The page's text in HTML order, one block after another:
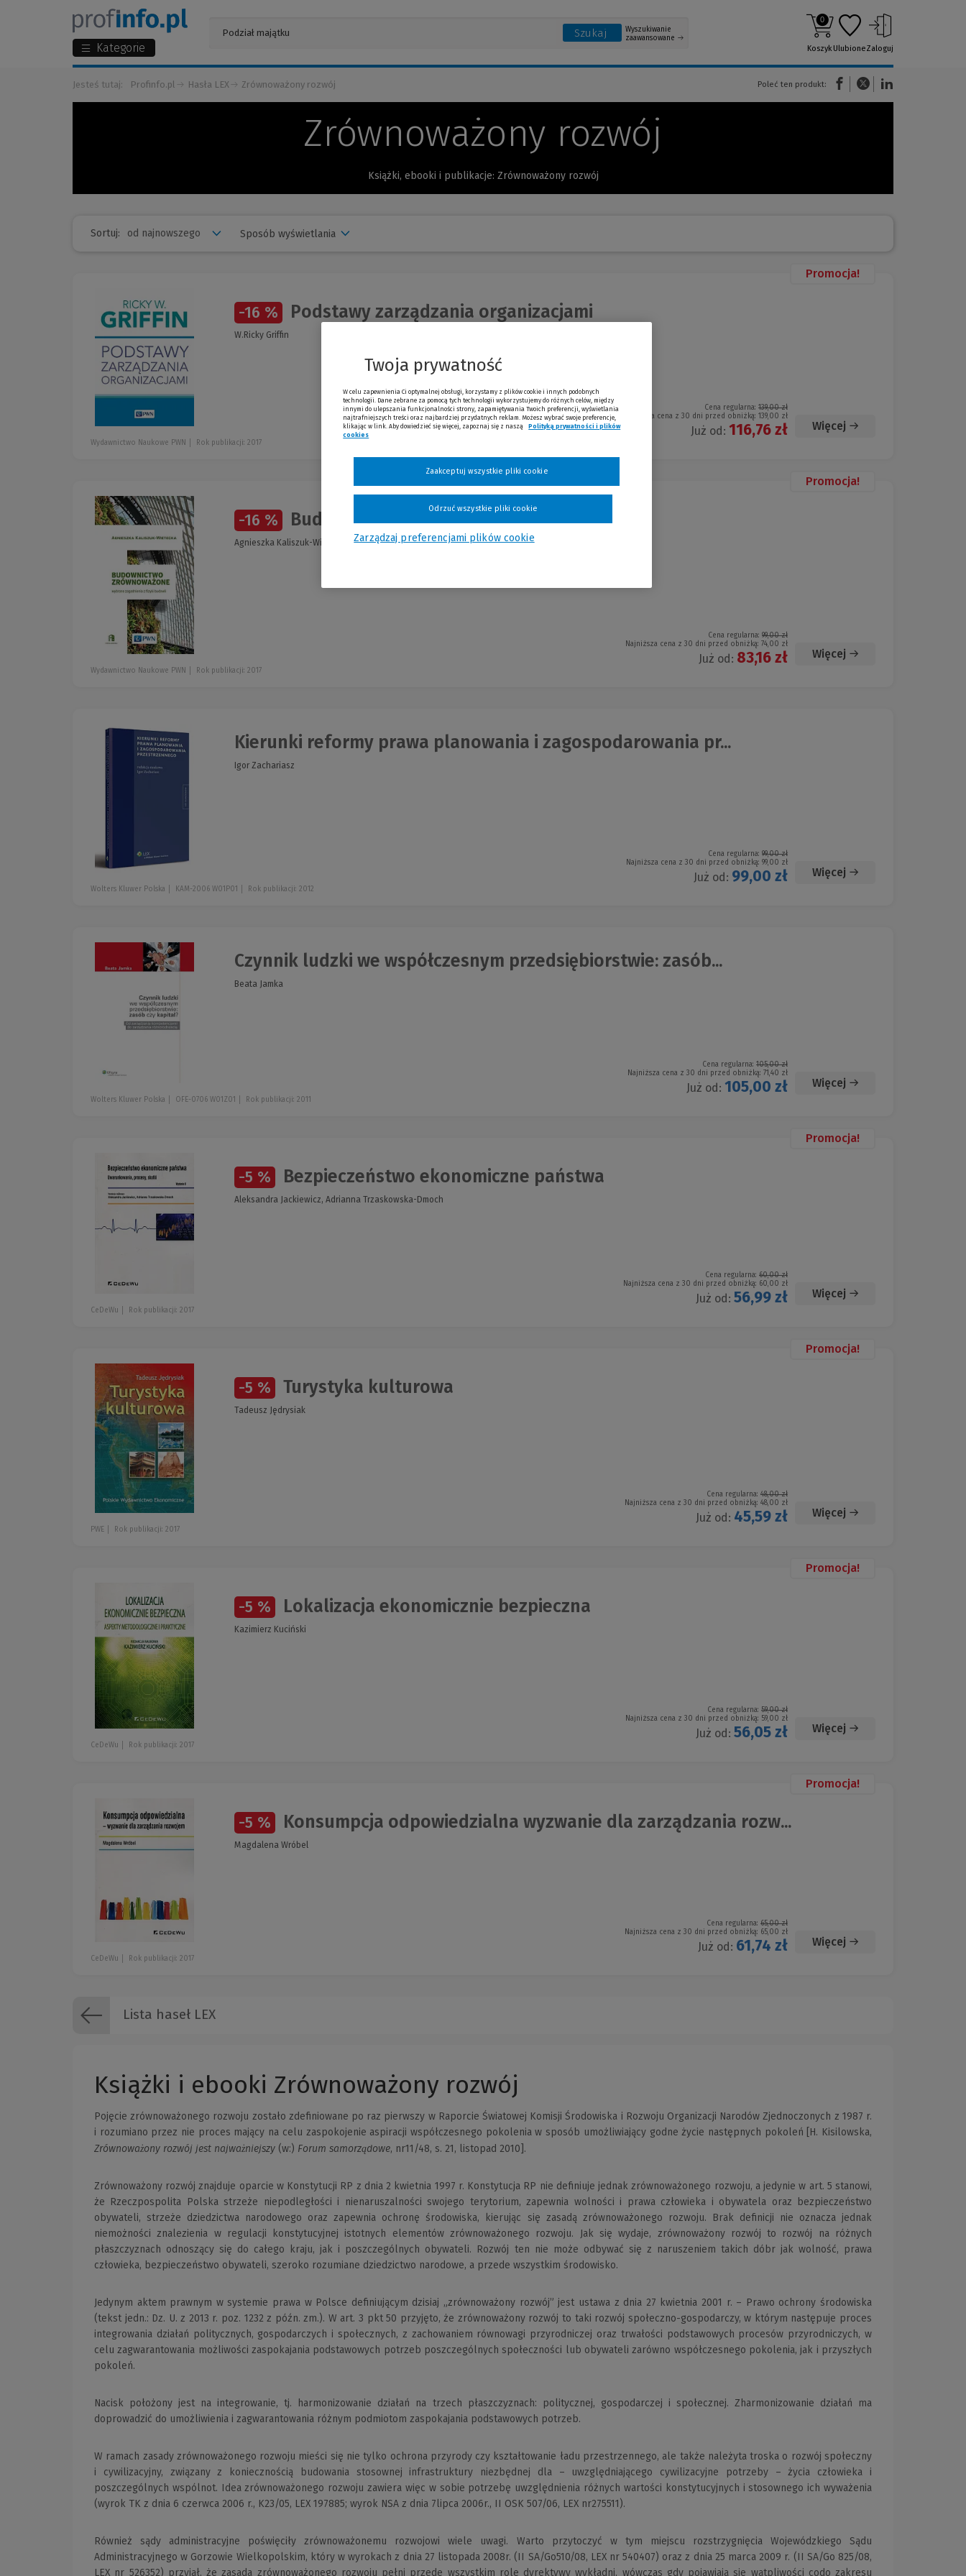
Kategorie
Szukaj
Wyszukiwanie
zaawansowane
0
KoszykUlubioneZaloguj
Jesteś tutaj: Profinfo.pl Hasła LEX Zrównoważony rozwój Poleć ten produkt:
(Nowe okno)(Link do innej strony)
Zrównoważony rozwój
Książki, ebooki i publikacje: Zrównoważony rozwój
Sortuj: Sposób wyświetlania
Promocja!
-16 % Podstawy zarządzania organizacjami
W.Ricky Griffin
Cena regularna: 139,00 zł
Najniższa cena z 30 dni przed obniżką: 139,00 zł
Już od: 116,76 zł Więcej
Wydawnictwo Naukowe PWN Rok publikacji: 2017
Promocja!
-16 % Budownictwo zrównoważone
Agnieszka Kaliszuk-Wietecka
Cena regularna: 99,00 zł
Najniższa cena z 30 dni przed obniżką: 74,00 zł
Już od: 83,16 zł Więcej
Wydawnictwo Naukowe PWN Rok publikacji: 2017
Kierunki reformy prawa planowania i zagospodarowania pr...
Igor Zachariasz
Cena regularna: 99,00 zł
Najniższa cena z 30 dni przed obniżką: 99,00 zł
Już od: 99,00 zł Więcej
Wolters Kluwer Polska KAM-2006 W01P01 Rok publikacji: 2012
Czynnik ludzki we współczesnym przedsiębiorstwie: zasób...
Beata Jamka
Cena regularna: 105,00 zł
Najniższa cena z 30 dni przed obniżką: 71,40 zł
Już od: 105,00 zł Więcej
Wolters Kluwer Polska OFE-0706 W01Z01 Rok publikacji: 2011
Promocja!
-5 % Bezpieczeństwo ekonomiczne państwa
Aleksandra Jackiewicz, Adrianna Trzaskowska-Dmoch
Cena regularna: 60,00 zł
Najniższa cena z 30 dni przed obniżką: 60,00 zł
Już od: 56,99 zł Więcej
CeDeWu Rok publikacji: 2017
Promocja!
-5 % Turystyka kulturowa
Tadeusz Jędrysiak
Cena regularna: 48,00 zł
Najniższa cena z 30 dni przed obniżką: 48,00 zł
Już od: 45,59 zł Więcej
PWE Rok publikacji: 2017
Promocja!
-5 % Lokalizacja ekonomicznie bezpieczna
Kazimierz Kuciński
Cena regularna: 59,00 zł
Najniższa cena z 30 dni przed obniżką: 59,00 zł
Już od: 56,05 zł Więcej
CeDeWu Rok publikacji: 2017
Promocja!
-5 % Konsumpcja odpowiedzialna wyzwanie dla zarządzania rozw...
Magdalena Wróbel
Cena regularna: 65,00 zł
Najniższa cena z 30 dni przed obniżką: 65,00 zł
Już od: 61,74 zł Więcej
CeDeWu Rok publikacji: 2017
Lista haseł LEX
Książki i ebooki Zrównoważony rozwój
Pojęcie zrównoważonego rozwoju zostało zdeﬁniowane po raz pierwszy w Raporcie Światowej Komisji Środowiska i Rozwoju Organizacji Narodów Zjednoczonych z 1987 r.
i rozumiano przez nie proces mający na celu zaspokojenie aspiracji współczesnego pokolenia w sposób umożliwiający godne życie następnych pokoleń [H. Kisilowska,
Zrównoważony rozwój jest najważniejszy (w:) Forum samorządowe, nr11/48, s. 21, listopad 2010].
Zrównoważony rozwój znajduje oparcie w Konstytucji RP z dnia 2 kwietnia 1997 r. Konstytucja RP nie deﬁniuje jednak zrównoważonego rozwoju, a jedynie w art. 5 stanowi,
że Rzeczpospolita Polska strzeże niepodległości i nienaruszalności swojego terytorium, zapewnia wolności i prawa człowieka i obywatela oraz bezpieczeństwo
obywateli, strzeże dziedzictwa narodowego oraz zapewnia ochronę środowiska, kierując się zasadą zrównoważonego rozwoju. Brak deﬁnicji nie oznacza jednak
niemożności znalezienia w regulacji konstytucyjnej istotnych elementów zrównoważonego rozwoju. Jak się wydaje, zrównoważony rozwój to rozwój na różnych
płaszczyznach odnoszący się do całego kraju, jak i poszczególnych obywateli. Rozwój ten nie może odbywać się z naruszeniem takich dóbr jak wolność, prawa
człowieka, bezpieczeństwo obywateli, szeroko rozumiane dziedzictwo narodowe, a przede wszystkim środowisko.
Jedynym aktem prawnym w systemie prawa w Polsce deﬁniującym dzisiaj „zrównoważony rozwój” jest ustawa z dnia 27 kwietnia 2001 r. – Prawo ochrony środowiska
(tekst jedn.: Dz. U. z 2013 r. poz. 1232 z późn. zm.). W art. 3 pkt 50 przyjęto, że zrównoważony rozwój to taki rozwój społeczno-gospodarczy, w którym następuje proces
integrowania działań politycznych, gospodarczych i społecznych, z zachowaniem równowagi przyrodniczej oraz trwałości podstawowych procesów przyrodniczych, w
celu zagwarantowania możliwości zaspokajania podstawowych potrzeb poszczególnych społeczności lub obywateli zarówno współczesnego pokolenia, jak i przyszłych
pokoleń.
Nacisk położony jest na integrowanie, tj. harmonizowanie działań na trzech płaszczyznach: politycznej, gospodarczej i społecznej. Zharmonizowanie działań ma
doprowadzić do umożliwienia i zagwarantowania różnym podmiotom zaspokajania podstawowych potrzeb.
W ramach zasady zrównoważonego rozwoju mieści się nie tylko ochrona przyrody czy kształtowanie ładu przestrzennego, ale także należyta troska o rozwój społeczny
i cywilizacyjny, związany z koniecznością budowania stosownej infrastruktury niezbędnej dla – uwzględniającego cywilizacyjne potrzeby – życia człowieka i
poszczególnych wspólnot. Idea zrównoważonego rozwoju zawiera więc w sobie potrzebę uwzględnienia różnych wartości konstytucyjnych i stosownego ich wyważenia
(wyrok TK z dnia 6 czerwca 2006 r., K23/05, LEX 197885; wyrok NSA z dnia 7lipca 2006r., II OSK 507/06, LEX nr275511).
Również sądy administracyjne poświęciły zrównoważonemu rozwojowi wiele uwagi. Warto przytoczyć w tym miejscu rozstrzygnięcia Wojewódzkiego Sądu
Administracyjnego w Gorzowie Wielkopolskim, który w wyrokach z dnia 27 listopada 2008r. (II SA/Go510/08, LEX nr 540407) oraz z dnia 25 marca 2009 r. (II SA/Go 825/08,
LEX nr 526352) przyjął, że zasada zrównoważonego rozwoju pełni przede wszystkim rolę dyrektywy wykładni, wówczas gdy pojawiają się wątpliwości codo zakresu
Twoja prywatność
W celu zapewnienia Ci optymalnej obsługi, korzystamy z plików cookie i innych podobnych
technologii. Dane zebrane za pomocą tych technologii wykorzystujemy do różnych celów, między
innymi do ulepszania funkcjonalności strony, zapamiętywania Twoich preferencji, wyświetlania
najtrafniejszych treści oraz najbardziej przydatnych reklam. Możesz wybrać swoje preferencje,
klikając w link. Aby dowiedzieć się więcej, zapoznaj się z naszą
Polityką prywatności i plików
cookies
Zarządzaj preferencjami plików cookie
Odrzuć wszystkie pliki cookie
Zaakceptuj wszystkie pliki cookie